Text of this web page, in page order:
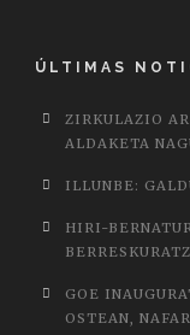
ÚLTIMAS
ZIRKULAZIO
ALDAKETA
ILLUNBE:
HIRI-
GOE
OSTEAN,